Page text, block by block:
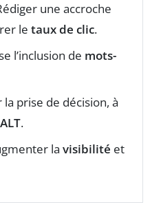
une accroche
le taux de clic.
l’inclusion de mots-
la prise de décision, à
.
la visibilité et